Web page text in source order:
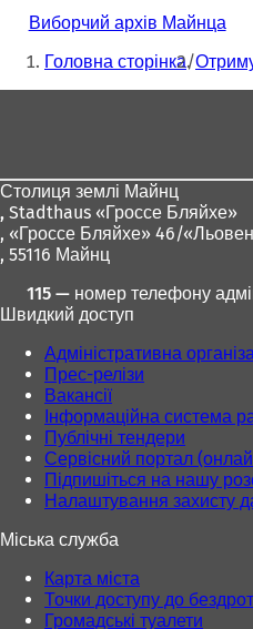
Виборчий архів Майнца
Ти
тут:
Головна сторінка
Столиця землі Майнц
, Stadthaus «Гроссе Бляйхе»
, «Гроссе Бляйхе» 46/
, 55116 Майнц
115 — номер телефону
Швидкий доступ
Адміністративна
Прес-релізи
Вакансії
Інформаційна система
Публічні тендери
Сервісний портал
Підпишіться на нашу
Налаштування захисту
Міська служба
Карта міста
Точки доступу до
Громадські туалети